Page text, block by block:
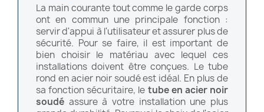
La main courante tout comme le garde corps
ont en commun une principale fonction :
servir d'appui à l'utilisateur et assurer plus de
sécurité. Pour se faire, il est important de
bien choisir le matériau avec lequel ces
installations doivent être conçues. Le tube
rond en acier noir soudé est idéal. En plus de
sa fonction sécuritaire, le tube en acier noir
soudé assure à votre installation une plus